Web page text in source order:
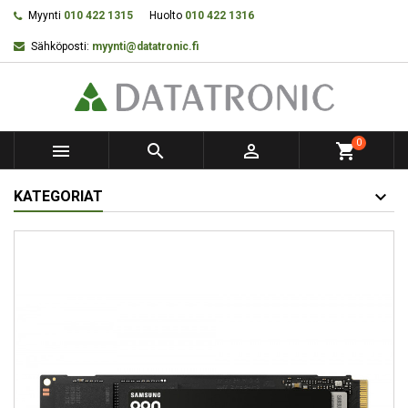
Myynti 010 422 1315 Huolto 010 422 1316
Sähköposti: myynti@datatronic.fi
   shopping_cart0
KATEGORIAT